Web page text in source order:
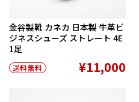
金谷製靴 カネカ 日本製 牛革ビ
ジネスシューズ ストレート 4E
1足
送料無料 ¥11,000